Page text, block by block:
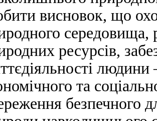
висновок, що
середовища,
ресурсів,
людини
та
безпечного